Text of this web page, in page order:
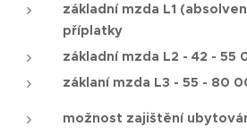
základní mzda L1
příplatky
základní mzda L2 - 42 - 55
záklaní mzda L3 - 55 - 80
možnost zajištění